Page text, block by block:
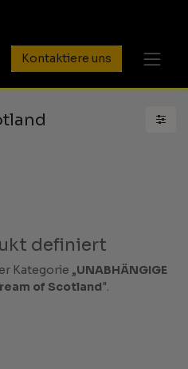
Kontaktiere uns
definiert
Kategorie „UNABHÄNGIGE
of Scotland".